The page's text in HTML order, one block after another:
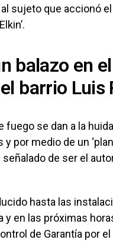
sujeto que accionó
balazo en
barrio Luis
se dan a la
por medio de un
de ser el
hasta las
y en las próximas
de Garantía por